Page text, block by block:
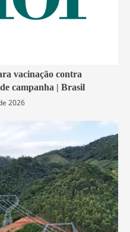
vacinação contra
campanha | Brasil
2026